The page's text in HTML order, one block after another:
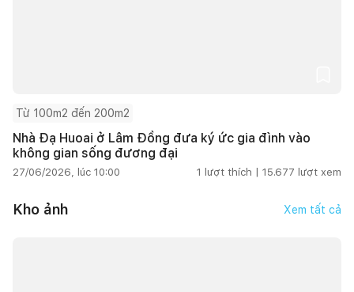
Từ 100m2 đến 200m2
Nhà Đạ Huoai ở Lâm Đồng đưa ký ức gia đình vào
không gian sống đương đại
27/06/2026, lúc 10:00 1 lượt thích | 15.677 lượt xem
Kho ảnh Xem tất cả